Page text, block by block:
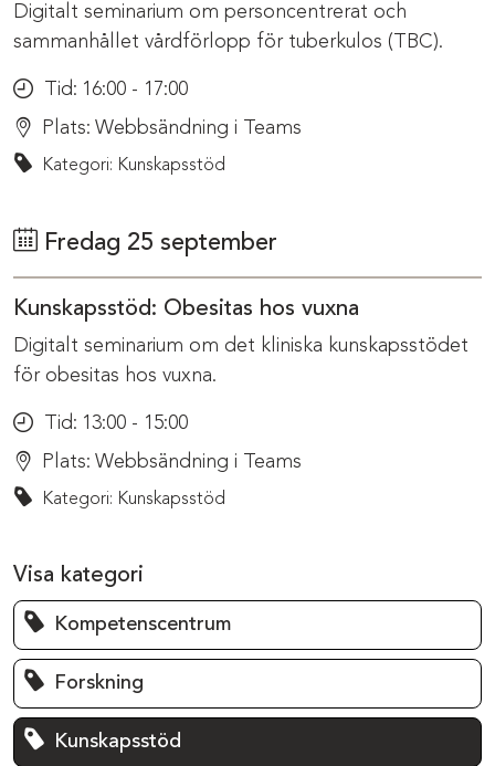
Digitalt seminarium om personcentrerat och
sammanhållet vårdförlopp för tuberkulos (TBC).
Tid: 16:00 - 17:00
Plats: Webbsändning i Teams
Kategori: Kunskapsstöd
Fredag 25 september
Kunskapsstöd: Obesitas hos vuxna
Digitalt seminarium om det kliniska kunskapsstödet
för obesitas hos vuxna.
Tid: 13:00 - 15:00
Plats: Webbsändning i Teams
Kategori: Kunskapsstöd
Visa kategori
Kompetenscentrum
Forskning
Kunskapsstöd